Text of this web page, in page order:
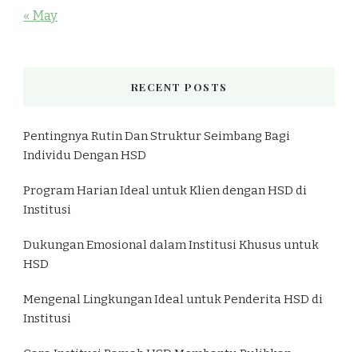
« May
RECENT POSTS
Pentingnya Rutin Dan Struktur Seimbang Bagi
Individu Dengan HSD
Program Harian Ideal untuk Klien dengan HSD di
Institusi
Dukungan Emosional dalam Institusi Khusus untuk
HSD
Mengenal Lingkungan Ideal untuk Penderita HSD di
Institusi